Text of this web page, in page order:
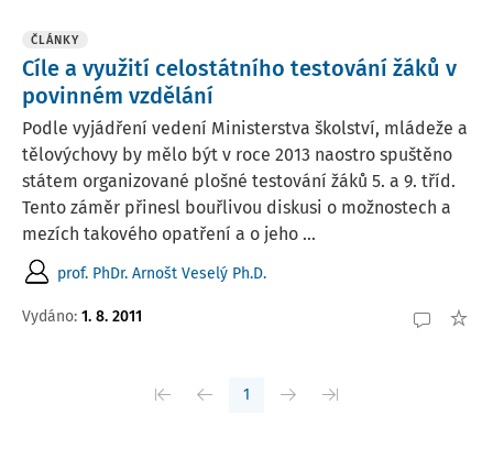
ČLÁNKY
Cíle a využití celostátního testování žáků v
povinném vzdělání
Podle vyjádření vedení Ministerstva školství, mládeže a
tělovýchovy by mělo být v roce 2013 naostro spuštěno
státem organizované plošné testování žáků 5. a 9. tříd.
Tento záměr přinesl bouřlivou diskusi o možnostech a
mezích takového opatření a o jeho ...
prof. PhDr. Arnošt Veselý Ph.D.
Vydáno: 1. 8. 2011
1